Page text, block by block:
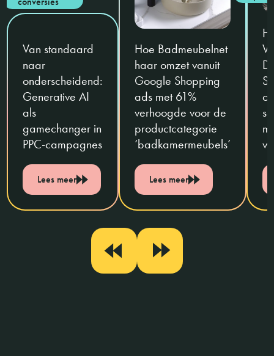
Van standaard
naar
onderscheidend:
Generative AI
als
gamechanger in
PPC-campagnes
Lees meer
Hoe Badmeubelnet
haar omzet vanuit
Google Shopping
ads met 61%
verhoogde voor de
productcategorie
‘badkamermeubels’
Lees meer